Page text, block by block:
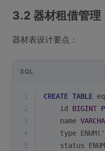
3.2 器材租借管理
器材表设计要点：
SQL
1 CREATE TABLE
2
    id
BIGINT
3
    name
4
    type ENUM(
5
status